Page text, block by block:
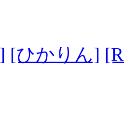
[ひかりん]